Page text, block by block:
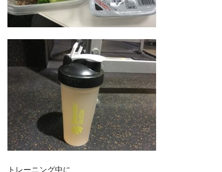
トレーニング中に